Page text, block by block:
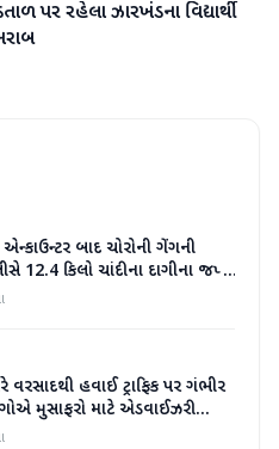
પર રહેલા ઝારખંડના વિદ્યાર્થી
બાદ ચોરોની ગેંગની
12.4 કિલો ચાંદીના દાગીના જપ્ત
વરસાદથી હવાઈ ટ્રાફિક પર ગંભીર
મુસાફરો માટે એડવાઈઝરી